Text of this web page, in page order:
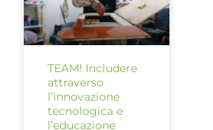
TEAM! Includere
attraverso
l’innovazione
tecnologica e
l’educazione